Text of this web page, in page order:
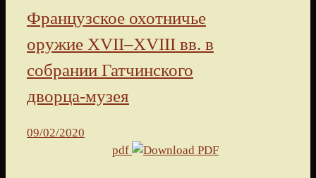
Французское охотничье
оружие XVII–XVIII вв. в
собрании Гатчинского
дворца-музея
09/02/2020
pdf